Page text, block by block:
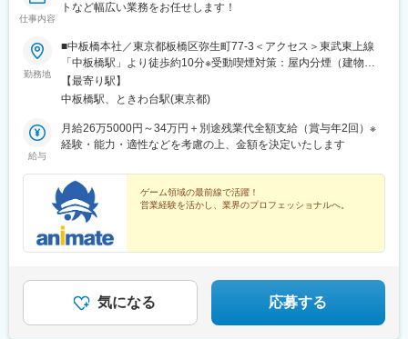
仕事内容
トなど幅広い業務をお任せします！
勤務地
■中板橋本社／東京都板橋区弥生町77-3＜アクセス＞東武東上線
「中板橋駅」より徒歩約10分※受動喫煙対策：屋内分煙（建物内
に喫煙スペースあり）
【最寄り駅】
中板橋駅、ときわ台駅(東京都)
給与
月給26万5000円～34万円＋別途残業代全額支給（賞与年2回）※
経験・能力・適性などを考慮の上、金額を決定いたします
ゲーム領域の最前線で活躍！
営業経験を活かし、業界のプロフェッショナルへ。
気になる 応募する